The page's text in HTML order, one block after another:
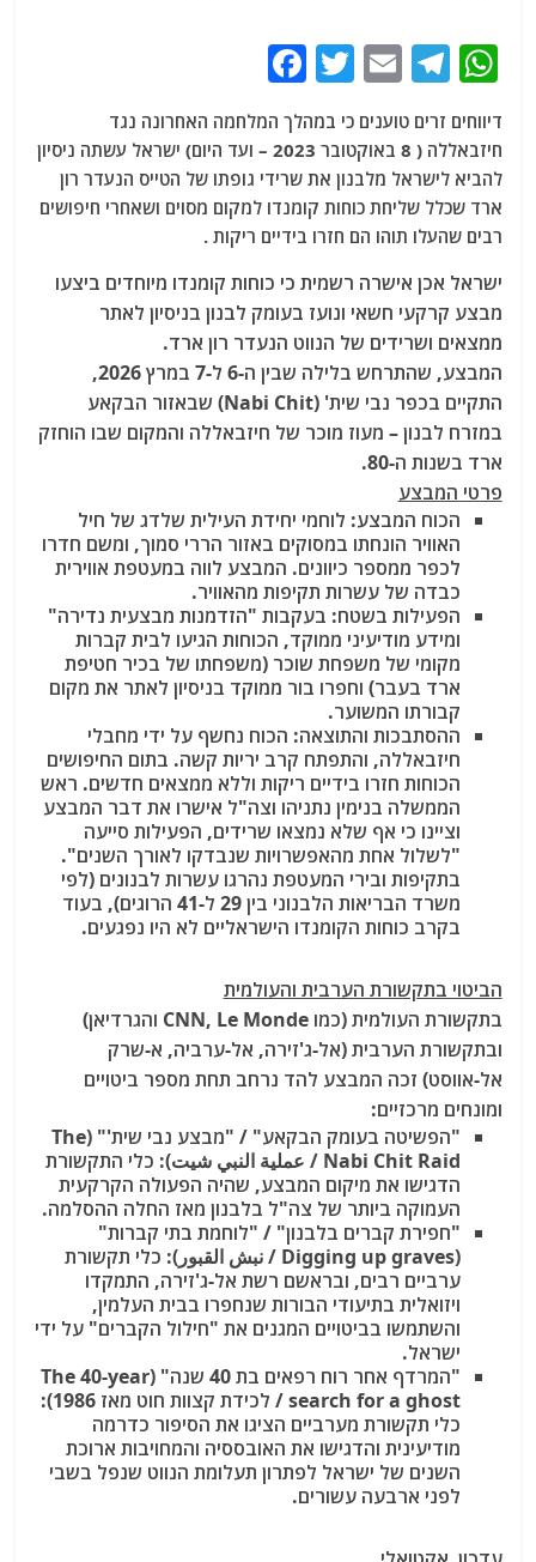
W
at
s
A
p
p
T
e
g
ra
m
E
ai
l
T
w
itt
er
a
c
e
b
o
o
k
דיווחים זרים טוענים כי במהלך המלחמה האחרונה נגד
חיזבאללה ( 8 באוקטובר 2023 – ועד היום) ישראל עשתה ניסיון
להביא לישראל מלבנון את שרידי גופתו של הטייס הנעדר רון
ארד שכלל שליחת כוחות קומנדו למקום מסוים ושאחרי חיפושים
רבים שהעלו תוהו הם חזרו בידיים ריקות .
ישראל אכן אישרה רשמית כי כוחות קומנדו מיוחדים ביצעו
מבצע קרקעי חשאי ונועז בעומק לבנון בניסיון לאתר
ממצאים ושרידים של הנווט הנעדר רון ארד.
המבצע, שהתרחש בלילה שבין ה-6 ל-7 במרץ 2026,
התקיים בכפר נבי שית'
(Nabi Chit) שבאזור הבקאע
במזרח לבנון – מעוז מוכר של חיזבאללה והמקום שבו הוחזק
ארד בשנות ה-80.
פרטי המבצע
הכוח המבצע: לוחמי יחידת העילית שלדג של חיל
האוויר הונחתו במסוקים באזור הררי סמוך, ומשם חדרו
לכפר ממספר כיוונים. המבצע לווה במעטפת אווירית
כבדה של עשרות תקיפות מהאוויר.
הפעילות בשטח: בעקבות "הזדמנות מבצעית נדירה"
ומידע מודיעיני ממוקד, הכוחות הגיעו לבית קברות
מקומי של משפחת שוכר (משפחתו של בכיר חטיפת
ארד בעבר) וחפרו בור ממוקד בניסיון לאתר את מקום
קבורתו המשוער.
ההסתבכות והתוצאה: הכוח נחשף על ידי מחבלי
חיזבאללה, והתפתח קרב יריות קשה. בתום החיפושים
הכוחות חזרו בידיים ריקות וללא ממצאים חדשים. ראש
הממשלה בנימין נתניהו וצה"ל אישרו את דבר המבצע
וציינו כי אף שלא נמצאו שרידים, הפעילות סייעה
"לשלול אחת מהאפשרויות שנבדקו לאורך השנים".
בתקיפות ובירי המעטפת נהרגו עשרות לבנונים (לפי
משרד הבריאות הלבנוני בין 29 ל-41 הרוגים), בעוד
בקרב כוחות הקומנדו הישראליים לא היו נפגעים.
הביטוי בתקשורת הערבית והעולמית
בתקשורת העולמית (כמו CNN, Le Monde והגרדיאן)
ובתקשורת הערבית (אל-ג'זירה, אל-ערביה, א-שרק
אל-אווסט) זכה המבצע להד נרחב תחת מספר ביטויים
ומונחים מרכזיים:
"הפשיטה בעומק הבקאע" / "מבצע נבי שית'" (The
Nabi Chit Raid / عملية النبي شيت)
: כלי התקשורת
הדגישו את מיקום המבצע, שהיה הפעולה הקרקעית
העמוקה ביותר של צה"ל בלבנון מאז החלה ההסלמה.
"חפירת קברים בלבנון" / "לוחמת בתי קברות"
(Digging up graves / نبش القبور)
: כלי תקשורת
ערביים רבים, ובראשם רשת אל-ג'זירה, התמקדו
ויזואלית בתיעודי הבורות שנחפרו בבית העלמין,
והשתמשו בביטויים המגנים את "חילול הקברים" על ידי
ישראל.
"המרדף אחר רוח רפאים בת 40 שנה" (The 40-year
search for a ghost / לכידת קצוות חוט מאז 1986)
:
כלי תקשורת מערביים הציגו את הסיפור כדרמה
מודיעינית והדגישו את האובססיה והמחויבות ארוכת
השנים של ישראל לפתרון תעלומת הנווט שנפל בשבי
לפני ארבעה עשורים.